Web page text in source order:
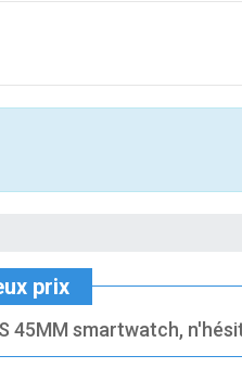
prix
45MM smartwatch,